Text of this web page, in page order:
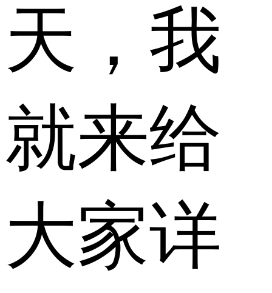
天，我
就来给
大家详